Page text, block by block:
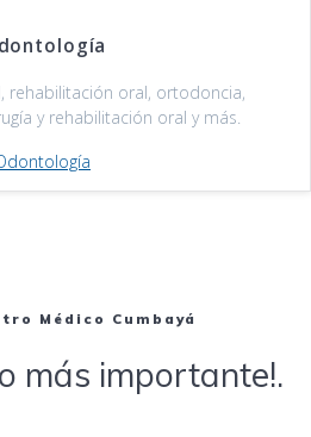
rehabilitación oral, ortodoncia,
y rehabilitación oral y más.
Médico Cumbayá
más importante!.